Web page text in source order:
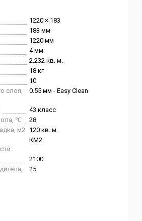
1220 × 183
183 мм
1220 мм
4 мм
2.232 кв. м.
18 кг
10
слоя,
0.55 мм - Easy Clean
43 класс
℃
28
м2 120 кв. м.
КМ2
2100
25